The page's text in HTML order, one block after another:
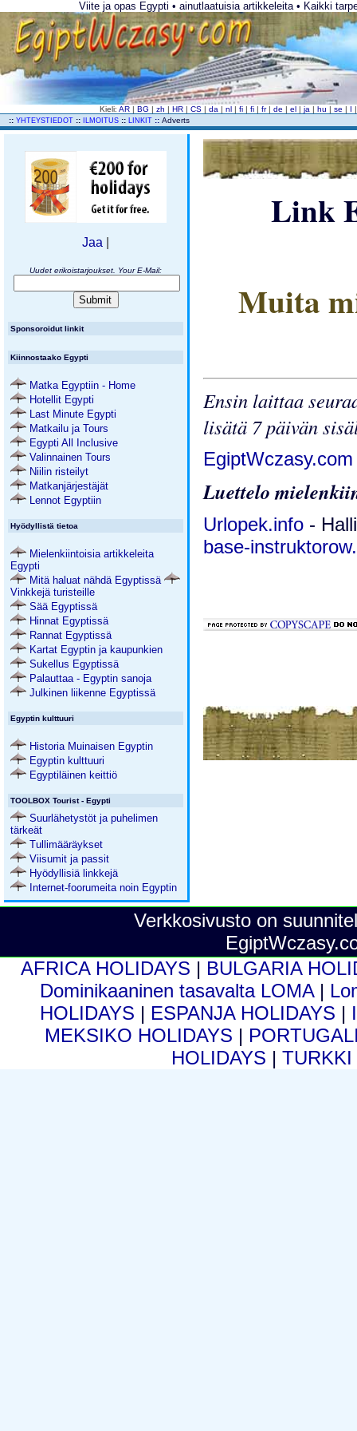
Viite ja opas Egypti • ainutlaatuisia artikkeleita • Kaikki
Kieli: AR | BG | zh | HR | CS | da | nl | fi | fi | fr | de | el | ja | hu | se | I
:: YHTEYSTIEDOT :: ILMOITUS :: LINKIT :: Adverts
Jaa
Uudet erikoistarjoukset. Your E-Mail:
Sponsoroidut linkit
Kiinnostaako Egypti
Matka Egyptiin - Home
Hotellit Egypti
Last Minute Egypti
Matkailu ja Tours
Egypti All Inclusive
Valinnainen Tours
Niilin risteilyt
Matkanjärjestäjät
Lennot Egyptiin
Hyödyllistä tietoa
Mielenkiintoisia artikkeleita
Egypti
Mitä haluat nähdä Egyptissä
Vinkkejä turisteille
Sää Egyptissä
Hinnat Egyptissä
Rannat Egyptissä
Kartat Egyptin ja kaupunkien
Sukellus Egyptissä
Palauttaa - Egyptin sanoja
Julkinen liikenne Egyptissä
Egyptin kulttuuri
Historia Muinaisen Egyptin
Egyptin kulttuuri
Egyptiläinen keittiö
TOOLBOX Tourist - Egypti
Suurlähetystöt ja puhelimen
tärkeät
Tullimääräykset
Viisumit ja passit
Hyödyllisiä linkkejä
Internet-foorumeita noin Egyptin
Link
Muita
Ensin laittaa
lisätä 7 päivän
Luettelo
Urlopek.info -
base-
Verkkosivusto on
AFRICA HOLIDAYS | BULGARIA
Dominikaaninen tasavalta LOMA |
HOLIDAYS | ESPANJA HOLIDAYS |
MEKSIKO HOLIDAYS |
HOLIDAYS |